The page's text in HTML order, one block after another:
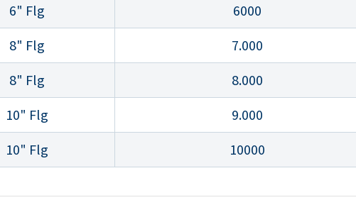
6" Flg 6000
8" Flg 7.000
8" Flg 8.000
10" Flg 9.000
10" Flg 10000